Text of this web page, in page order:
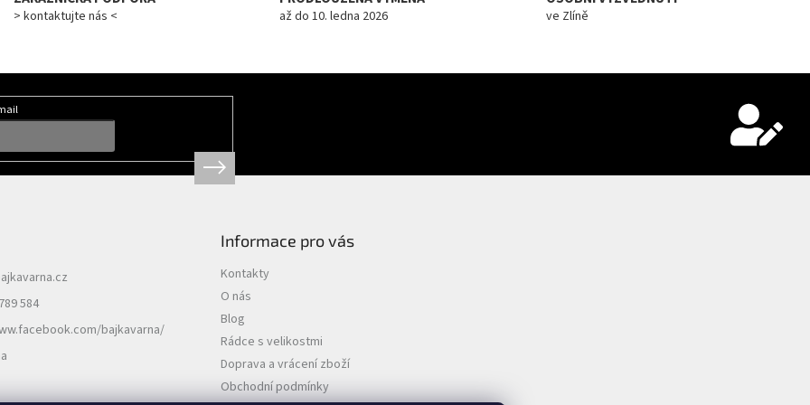
> kontaktujte nás < až do 10. ledna 2026 ve Zlíně
584
bajkavarna/
Informace pro vás
Kontakty
O nás
Blog
Rádce s velikostmi
Doprava a vrácení zboží
Obchodní podmínky